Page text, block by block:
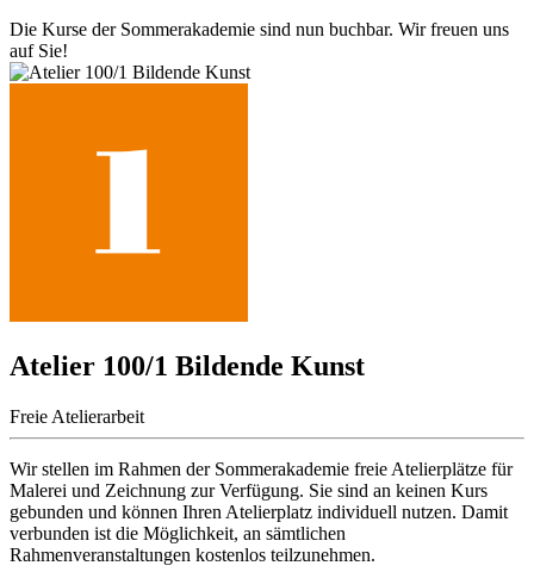
Die Kurse der Sommerakademie sind nun buchbar. Wir freuen uns
auf Sie!
Atelier 100/1 Bildende Kunst
Freie Atelierarbeit
Wir stellen im Rahmen der Sommerakademie freie Atelierplätze für
Malerei und Zeichnung zur Verfügung. Sie sind an keinen Kurs
gebunden und können Ihren Atelierplatz individuell nutzen. Damit
verbunden ist die Möglichkeit, an sämtlichen
Rahmenveranstaltungen kostenlos teilzunehmen.